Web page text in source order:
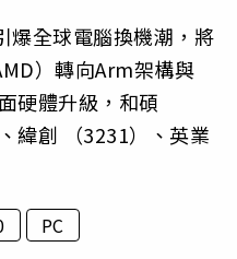
爆全球電腦換機潮，將
）轉向Arm架構與
硬體升級，和碩
緯創 （3231）、英業
PC